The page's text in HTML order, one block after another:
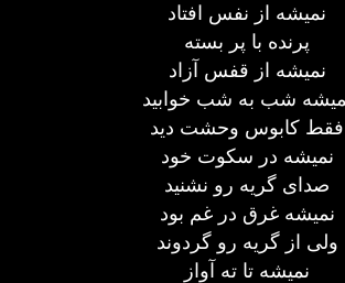
نمیشه از نفس افتاد
پرنده با پر بسته
نمیشه از قفس آزاد
شب به شب خوابید
فقط کابوس وحشت دید
نمیشه در سکوت خود
صدای گریه رو نشنید
نمیشه غرق در غم بود
ولی از گریه رو گردوند
نمیشه تا ته آواز